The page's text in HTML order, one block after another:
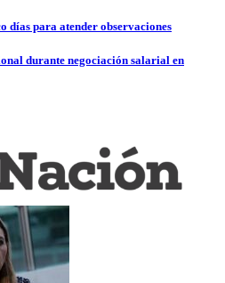
días para atender observaciones
durante negociación salarial en